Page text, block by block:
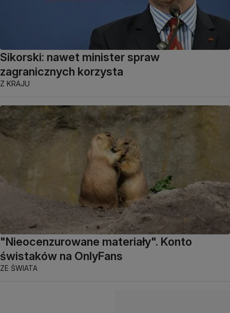
Sikorski: nawet minister spraw
zagranicznych korzysta
Z KRAJU
"Nieocenzurowane materiały". Konto
świstaków na OnlyFans
ZE ŚWIATA